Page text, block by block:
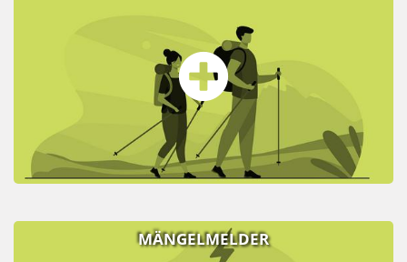
MÄNGELMELDER